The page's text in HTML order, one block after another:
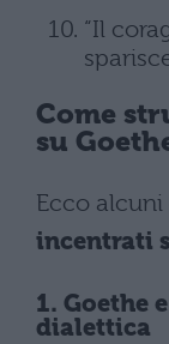
“Il
Come
su
Ecco
incentrati
1. Goethe
dialettica